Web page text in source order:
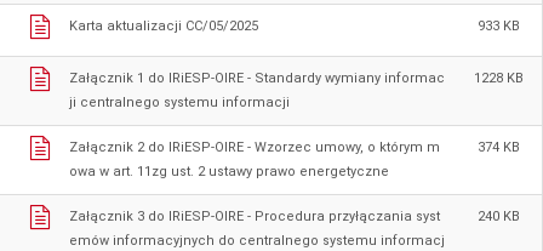
Karta aktualizacji CC/05/2025 933 KB
Załącznik 1 do IRiESP-OIRE - Standardy wymiany informac
ji centralnego systemu informacji
1228 KB
Załącznik 2 do IRiESP-OIRE - Wzorzec umowy, o którym m
owa w art. 11zg ust. 2 ustawy prawo energetyczne
374 KB
Załącznik 3 do IRiESP-OIRE - Procedura przyłączania syst
emów informacyjnych do centralnego systemu informacj
240 KB